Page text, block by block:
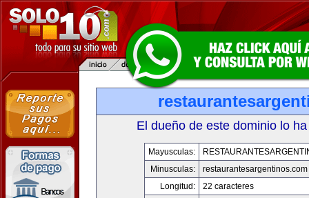
El dueño de este dominio lo
Mayusculas:
Minusculas:
restaurantesargentinos.com
Longitud:
22 caracteres